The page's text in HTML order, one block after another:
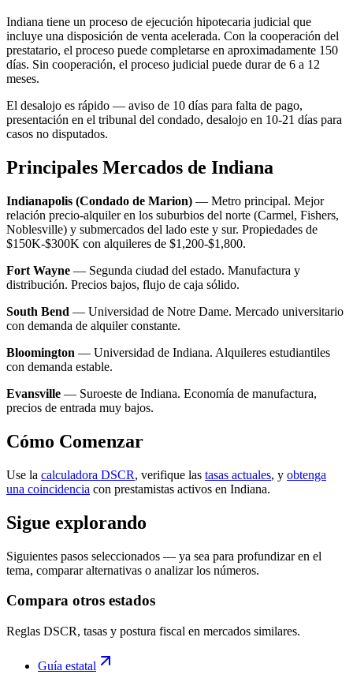
Indiana tiene un proceso de ejecución hipotecaria judicial que
incluye una disposición de venta acelerada. Con la cooperación del
prestatario, el proceso puede completarse en aproximadamente 150
días. Sin cooperación, el proceso judicial puede durar de 6 a 12
meses.
El desalojo es rápido — aviso de 10 días para falta de pago,
presentación en el tribunal del condado, desalojo en 10-21 días para
casos no disputados.
Principales Mercados de Indiana
Indianapolis (Condado de Marion) — Metro principal. Mejor
relación precio-alquiler en los suburbios del norte (Carmel, Fishers,
Noblesville) y submercados del lado este y sur. Propiedades de
$150K-$300K con alquileres de $1,200-$1,800.
Fort Wayne — Segunda ciudad del estado. Manufactura y
distribución. Precios bajos, flujo de caja sólido.
South Bend — Universidad de Notre Dame. Mercado universitario
con demanda de alquiler constante.
Bloomington — Universidad de Indiana. Alquileres estudiantiles
con demanda estable.
Evansville — Suroeste de Indiana. Economía de manufactura,
precios de entrada muy bajos.
Cómo Comenzar
Use la calculadora DSCR, verifique las tasas actuales, y obtenga
una coincidencia con prestamistas activos en Indiana.
Sigue explorando
Siguientes pasos seleccionados — ya sea para profundizar en el
tema, comparar alternativas o analizar los números.
Compara otros estados
Reglas DSCR, tasas y postura fiscal en mercados similares.
Guía estatal